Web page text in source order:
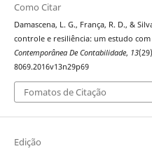
Como Citar
Damascena, L. G., França, R. D., &
controle e resiliência: um estudo
Contemporânea De Contabilidade, 13
8069.2016v13n29p69
Fomatos de Citação
Edição